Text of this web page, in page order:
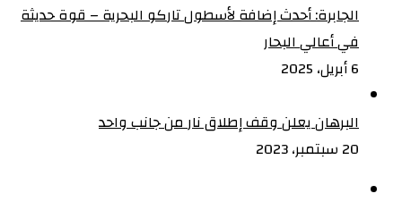
الجابرة: أحدث إضافة لأسطول تاركو البحرية – قوة حديثة
في أعالي البحار
6 أبريل، 2025
البرهان يعلن وقف إطلاق نار من جانب واحد
20 سبتمبر، 2023